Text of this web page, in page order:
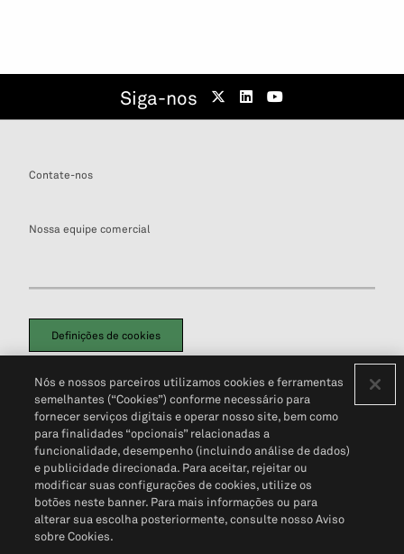
Siga-nos
Contate-nos
Nossa equipe comercial
Definições de cookies
Política de PrivacidadePortal de privacidade do cliente (em inglês)
Não Venda Minhas Informações Pessoais© 2026 S&P Global
Nós e nossos parceiros utilizamos cookies e ferramentas
semelhantes (“Cookies”) conforme necessário para
fornecer serviços digitais e operar nosso site, bem como
para finalidades “opcionais” relacionadas a
funcionalidade, desempenho (incluindo análise de dados)
e publicidade direcionada. Para aceitar, rejeitar ou
modificar suas configurações de cookies, utilize os
botões neste banner. Para mais informações ou para
alterar sua escolha posteriormente, consulte nosso Aviso
sobre Cookies.